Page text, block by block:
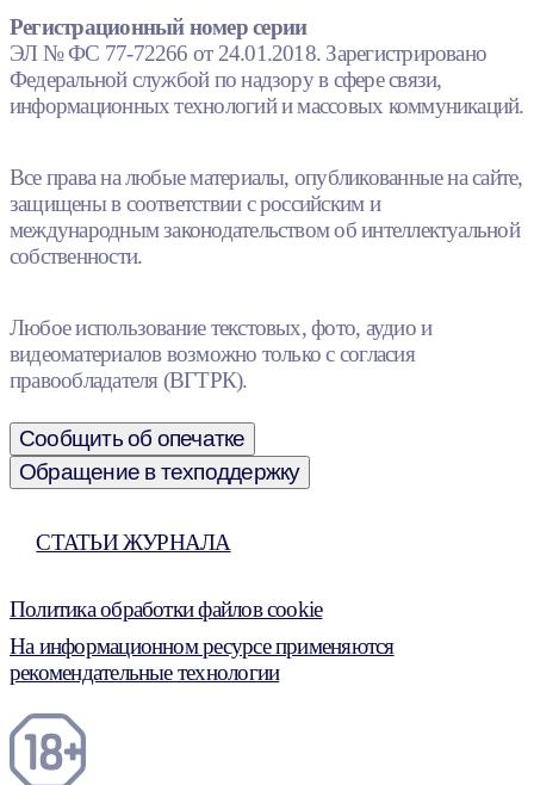
Регистрационный номер серии
ЭЛ № ФС 77-72266 от 24.01.2018. Зарегистрировано
Федеральной службой по надзору в сфере связи,
информационных технологий и массовых коммуникаций.
Все права на любые материалы, опубликованные на сайте,
защищены в соответствии с российским и
международным законодательством об интеллектуальной
собственности.
Любое использование текстовых, фото, аудио и
видеоматериалов возможно только с согласия
правообладателя (ВГТРК).
Сообщить об опечатке
Обращение в техподдержку
СТАТЬИ ЖУРНАЛА
Политика обработки файлов cookie
На информационном ресурсе применяются
рекомендательные технологии